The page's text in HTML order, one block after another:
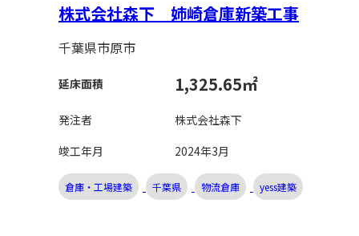
株式会社森下 姉崎倉庫新築工事
千葉県市原市
延床面積 1,325.65㎡
発注者
株式会社森下
竣工年月
2024年3月
倉庫・工場建築 千葉県 物流倉庫 yess建築